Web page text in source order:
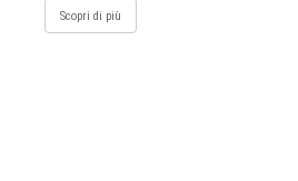
Scopri di più